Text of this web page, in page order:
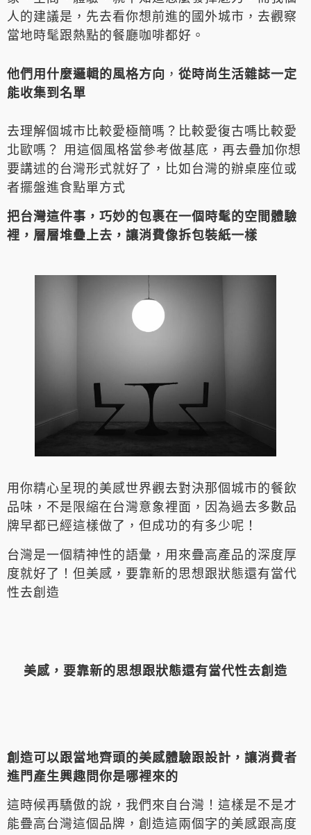
人的建議是，先去看你想前進的國外城市，去觀察
當地時髦跟熱點的餐廳咖啡都好。
他們用什麼邏輯的風格方向 ， 從時尚生活雜誌一定
能收集到名單
去理解個城市比較愛極簡嗎？比較愛復古嗎比較愛
北歐嗎？ 用這個風格當參考做基底，再去疊加你想
要講述的台灣形式就好了，比如台灣的辦桌座位或
者擺盤進食點單方式
把台灣這件事，巧妙的包裹在一個時髦的空間體驗
裡，層層堆疊上去，讓消費像拆包裝紙一樣
用你精心呈現的美感世界觀去對決那個城市的餐飲
品味，不是限縮在台灣意象裡面，因為過去多數品
牌早都已經這樣做了，但成功的有多少呢！
台灣是一個精神性的語彙，用來疊高產品的深度厚
度就好了！但美感，要靠新的思想跟狀態還有當代
性去創造
美感，要靠新的思想跟狀態還有當代性去創造
創造可以跟當地齊頭的美感體驗跟設計，讓消費者
進門產生興趣問你是哪裡來的
這時候再驕傲的說，我們來自台灣！這樣是不是才
能疊高台灣這個品牌，創造這兩個字的美感跟高度